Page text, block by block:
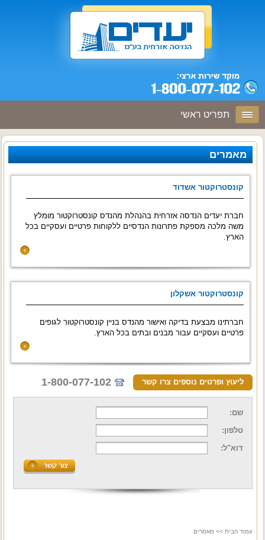
תפריט ראשי
מאמרים
קונסטרוקטור אשדוד
חברת יעדים הנדסה אזרחית בהנהלת מהנדס קונסטרוקטור מומלץ
משה מלכה מספקת פתרונות הנדסיים ללקוחות פרטיים ועסקיים בכל
הארץ.
קונסטרוקטור אשקלון
חברתינו מבצעת בדיקה ואישור מהנדס בניין קונסטרוקטור לגופים
פרטיים ועסקיים עבור מבנים ובתים בכל הארץ.
ליעוץ ופרטים נוספים צרו קשר 1-800-077-102
שם:
טלפון:
דוא"ל:
עמוד הבית >> מאמרים